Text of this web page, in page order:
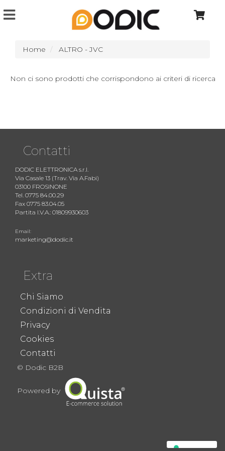
Home ALTRO - JVC
Non ci sono prodotti che corrispondono ai criteri di ricerca
Contatti
DODIC ELETTRONICA s.r.l.
Via Casale 13 (Trav. Via A.Fabi)
03100 FROSINONE
Tel. 0775 84.00.29
Fax 0775 83.04.05
Partita I.V.A.: 01809930603
Email:
marketing@dodic.it
Extra
Chi Siamo
Condizioni di Vendita
Privacy
Cookies
Contatti
© Dodic B2B
Powered by